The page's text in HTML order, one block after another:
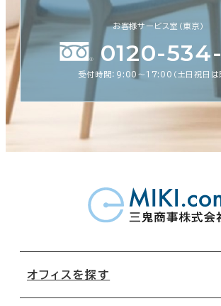
お客様サービス室（東京）
0120-534-
受付時間：9:00〜17:00（土日祝日は
オフィスを探す